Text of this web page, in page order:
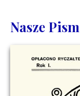
Nasze